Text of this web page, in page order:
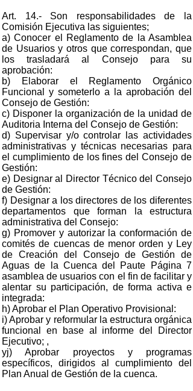
Art. 14.- Son responsabilidades de la
Comisión Ejecutiva las siguientes;
a) Conocer el Reglamento de la Asamblea
de Usuarios y otros que correspondan, que
los trasladará al Consejo para su
aprobación:
b) Elaborar el Reglamento Orgánico
Funcional y someterlo a la aprobación del
Consejo de Gestión:
c) Disponer la organización de la unidad de
Auditoria Interna del Consejo de Gestión:
d) Supervisar y/o controlar las actividades
administrativas y técnicas necesarias para
el cumplimiento de los fines del Consejo de
Gestión:
e) Designar al Director Técnico del Consejo
de Gestión:
f) Designar a los directores de los diferentes
departamentos que forman la estructura
administrativa del Consejo:
g) Promover y autorizar la conformación de
comités de cuencas de menor orden y Ley
de Creación del Consejo de Gestión de
Aguas de la Cuenca del Paute Página 7
asamblea de usuarios con el fin de facilitar y
alentar su participación, de forma activa e
integrada:
h) Aprobar el Plan Operativo Provisional:
i) Aprobar y reformular la estructura orgánica
funcional en base al informe del Director
Ejecutivo; ,
yj) Aprobar proyectos y programas
específicos, dirigidos al cumplimiento del
Plan Anual de Gestión de la cuenca.